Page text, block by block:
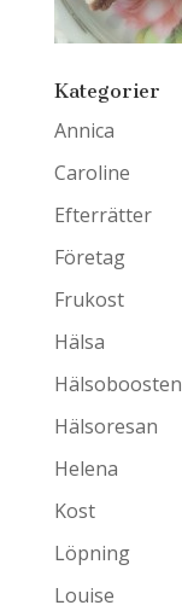
Kategorier
Annica
Caroline
Efterrätter
Företag
Frukost
Hälsa
Hälsoboosten
Hälsoresan
Helena
Kost
Löpning
Louise